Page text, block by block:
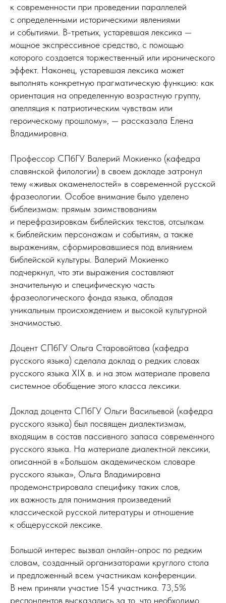
к современности при проведении параллелей
с определенными историческими явлениями
и событиями. В-третьих, устаревшая лексика —
мощное экспрессивное средство, с помощью
которого создается торжественный или иронического
эффект. Наконец, устаревшая лексика может
выполнять конкретную прагматическую функцию: как
ориентация на определенную возрастную группу,
апелляция к патриотическим чувствам или
героическому прошлому», — рассказала Елена
Владимировна.
Профессор СПбГУ Валерий Мокиенко (кафедра
славянской филологии) в своем докладе затронул
тему «живых окаменелостей» в современной русской
фразеологии. Особое внимание было уделено
библеизмам: прямым заимствованиям
и перефразировкам библейских текстов, отсылкам
к библейским персонажам и событиям, а также
выражениям, сформировавшиеся под влиянием
библейской культуры. Валерий Мокиенко
подчеркнул, что эти выражения составляют
значительную и специфическую часть
фразеологического фонда языка, обладая
уникальным происхождением и высокой культурной
значимостью.
Доцент СПбГУ Ольга Старовойтова (кафедра
русского языка) сделала доклад о редких словах
русского языка XIX в. и на этом материале провела
системное обобщение этого класса лексики.
Доклад доцента СПбГУ Ольги Васильевой (кафедра
русского языка) был посвящен диалектизмам,
входящим в состав пассивного запаса современного
русского языка. На материале диалектной лексики,
описанной в «Большом академическом словаре
русского языка», Ольга Владимировна
продемонстрировала специфику таких слов,
их важность для понимания произведений
классической русской литературы и отношение
к общерусской лексике.
Большой интерес вызвал онлайн-опрос по редким
словам, созданный организаторами круглого стола
и предложенный всем участникам конференции.
В нем приняли участие 154 участника. 73,5%
респондентов высказались за то, что необходимо